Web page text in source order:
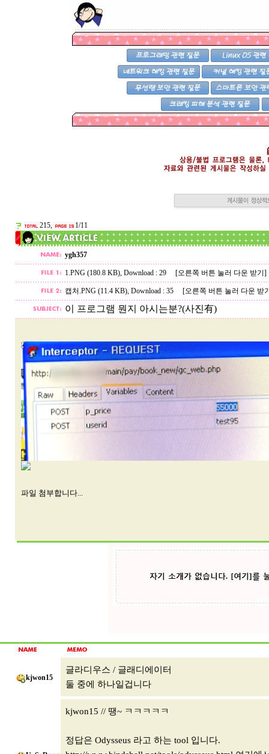
215, 1/11
ygh357
1.PNG (180.8 KB), Download : 29 [오른쪽 버튼 눌러 다운 받기]
캡처.PNG (11.4 KB), Download : 35 [오른쪽 버튼 눌러 다운 받
이 프로그램 뭔지 아시는분?(사진有)
파일 첨부합니다...
kjwon15
글라디우스 / 글래디에이터
둘 중에 하나일겁니다
kjwon15 // 땡~ ㅋㅋㅋㅋㅋ
정답은 Odysseus 라고 하는 tool 입니다.